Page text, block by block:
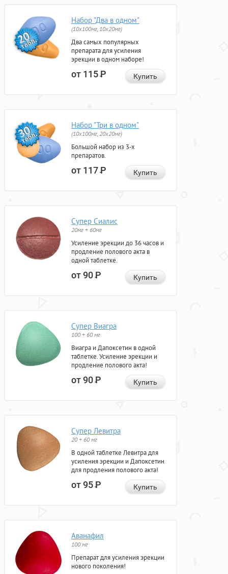
Набор "Два в одном"
(10x100мг, 10x20мг)
Два самых популярных
препарата для усиления
эрекции в одном наборе!
от 115Р Купить
Набор "Три в одном"
(10x100мг, 20x20мг)
Большой набор из 3-х
препаратов.
от 117Р Купить
Супер Сиалис
20мг + 60мг
Усиление эрекции до 36 часов и
продление полового акта в
одной таблетке.
от 90Р Купить
Супер Виагра
100 + 60 мг
Виагра и Дапоксетин в одной
таблетке. Усиление эрекции и
продление полового акта!
от 90Р Купить
Супер Левитра
20 + 60 мг
В одной таблетке Левитра для
усиления эрекции и Дапоксетин
для продления полового акта!
от 95Р Купить
Аванафил
100 мг
Препарат для усиления эрекции
нового поколения!